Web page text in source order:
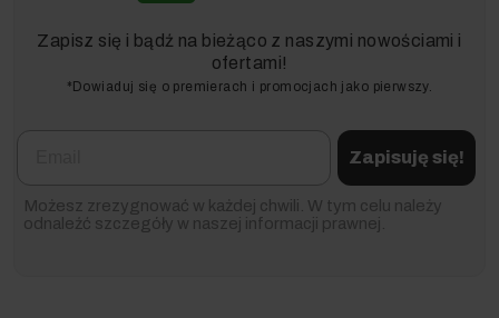
Zapisz się i bądź na bieżąco z naszymi nowościami i
ofertami!
*Dowiaduj się o premierach i promocjach jako pierwszy.
Zapisuję się!
Możesz zrezygnować w każdej chwili. W tym celu należy
odnaleźć szczegóły w naszej informacji prawnej.